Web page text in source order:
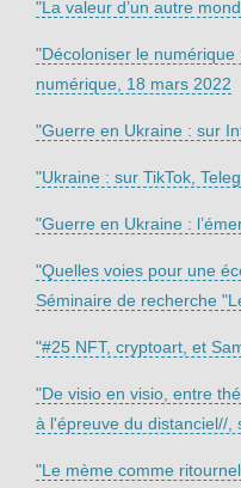
"La valeur d’un autre
"Décoloniser le
numérique, 18 mars 2022
"Guerre en Ukraine : sur
"Ukraine : sur TikTok,
"Guerre en Ukraine :
"Quelles voies pour une
Séminaire de recherche
"#25 NFT, cryptoart, et
"De visio en visio, entre
à l'épreuve du distanciel//,
"Le mème comme